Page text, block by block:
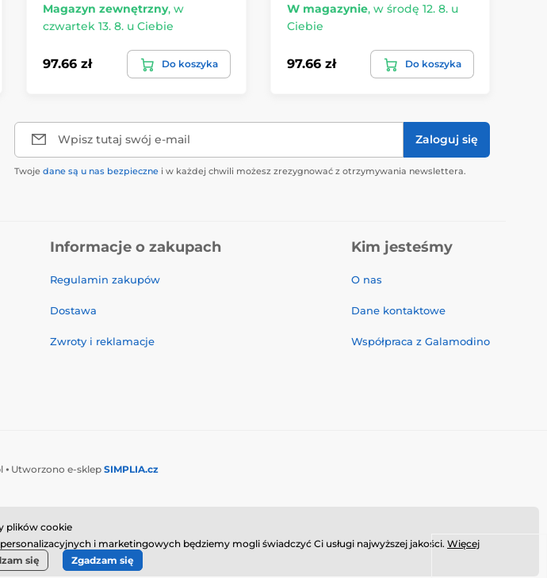
Magazyn zewnętrzny, w
czwartek 13. 8. u Ciebie
97.66 zł Do koszyka
W magazynie, w środę 12. 8. u
Ciebie
97.66 zł Do koszyka
Wpisz tutaj swój e-mail Zaloguj się
Twoje dane są u nas bezpieczne i w każdej chwili możesz zrezygnować z otrzymywania newslettera.
Informacje o zakupach
Regulamin zakupów
Dostawa
Zwroty i reklamacje
Kim jesteśmy
O nas
Dane kontaktowe
Współpraca z Galamodino
Utworzono e-sklep SIMPLIA.cz
plików cookie
i marketingowych będziemy mogli świadczyć Ci usługi najwyższej jakości. Więcej
się Zgadzam się